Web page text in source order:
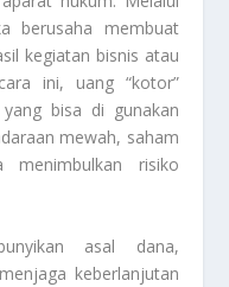
berusaha membuat
kegiatan bisnis atau
ini, uang “kotor”
bisa di gunakan
mewah, saham
menimbulkan risiko
asal dana,
keberlanjutan